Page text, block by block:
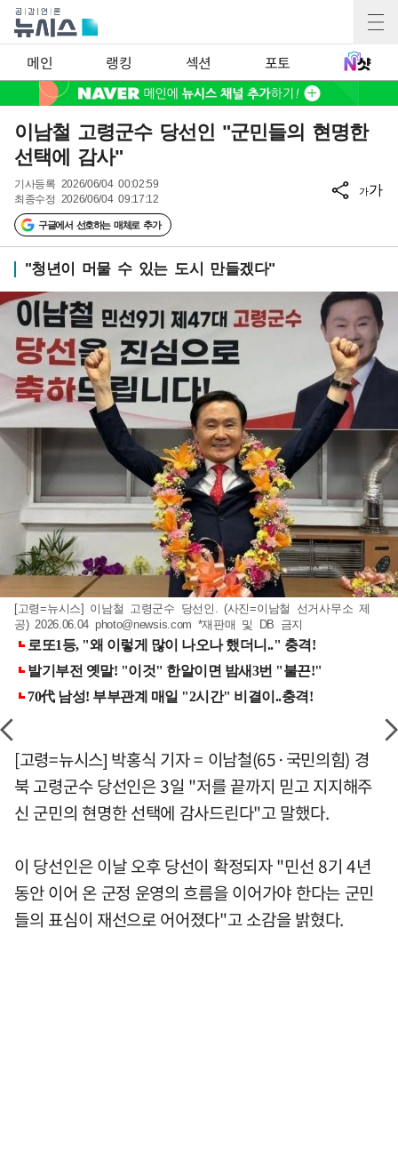
메인 랭킹 섹션 포토
이남철 고령군수 당선인 "군민들의 현명한
선택에 감사"
기사등록 2026/06/04 00:02:59
최종수정 2026/06/04 09:17:12
구글에서 선호하는 매체로 추가
가가
"청년이 머물 수 있는 도시 만들겠다"
[고령=뉴시스] 이남철 고령군수 당선인. (사진=이남철 선거사무소 제
공) 2026.06.04 photo@newsis.com *재판매 및 DB 금지
[고령=뉴시스] 박홍식 기자 = 이남철(65·국민의힘) 경
북 고령군수 당선인은 3일 "저를 끝까지 믿고 지지해주
신 군민의 현명한 선택에 감사드린다"고 말했다.
이 당선인은 이날 오후 당선이 확정되자 "민선 8기 4년
동안 이어 온 군정 운영의 흐름을 이어가야 한다는 군민
들의 표심이 재선으로 어어졌다"고 소감을 밝혔다.